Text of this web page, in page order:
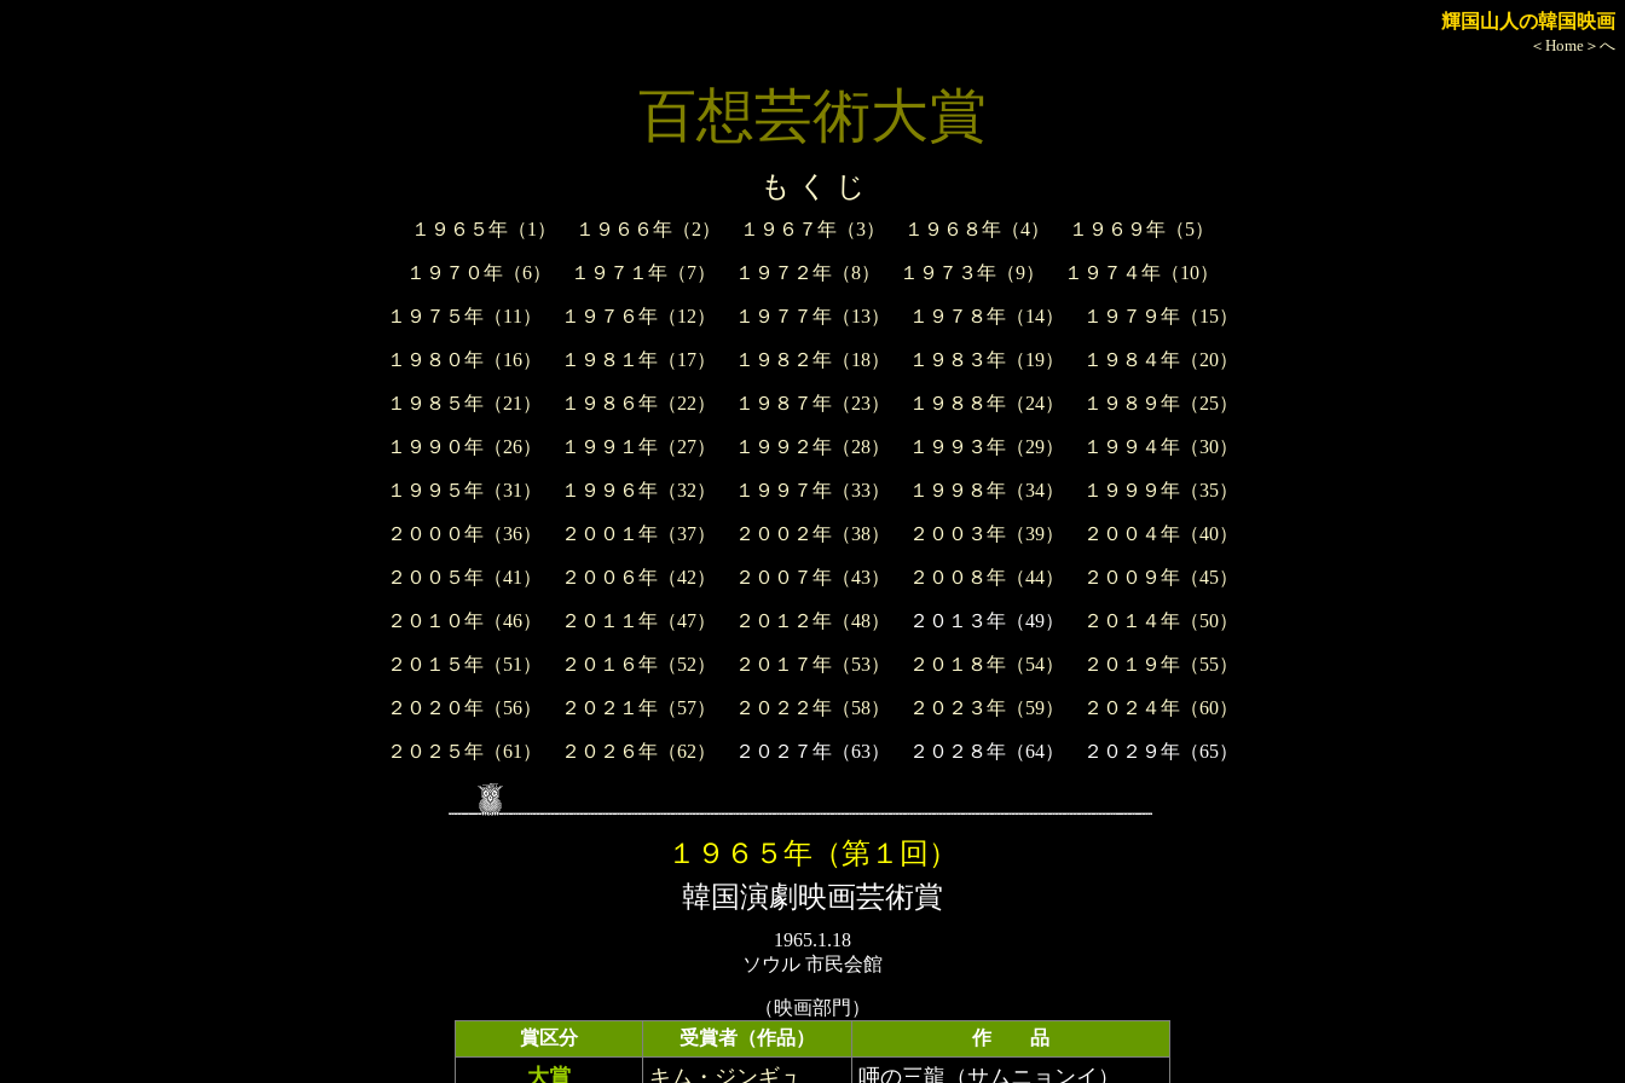
輝国山人の韓国映画
＜Home＞へ
百想芸術大賞
も く じ
１９６５年（1） １９６６年（2） １９６７年（3） １９６８年（4） １９６９年（5）
１９７０年（6） １９７１年（7） １９７２年（8） １９７３年（9） １９７４年（10）
１９７５年（11） １９７６年（12） １９７７年（13） １９７８年（14） １９７９年（15）
１９８０年（16） １９８１年（17） １９８２年（18） １９８３年（19） １９８４年（20）
１９８５年（21） １９８６年（22） １９８７年（23） １９８８年（24） １９８９年（25）
１９９０年（26） １９９１年（27） １９９２年（28） １９９３年（29） １９９４年（30）
１９９５年（31） １９９６年（32） １９９７年（33） １９９８年（34） １９９９年（35）
２０００年（36） ２００１年（37） ２００２年（38） ２００３年（39） ２００４年（40）
２００５年（41） ２００６年（42） ２００７年（43） ２００８年（44） ２００９年（45）
２０１０年（46） ２０１１年（47） ２０１２年（48） ２０１３年（49） ２０１４年（50）
２０１５年（51） ２０１６年（52） ２０１７年（53） ２０１８年（54） ２０１９年（55）
２０２０年（56） ２０２１年（57） ２０２２年（58） ２０２３年（59） ２０２４年（60）
２０２５年（61） ２０２６年（62） ２０２７年（63） ２０２８年（64） ２０２９年（65）
１９６５年（第１回）
韓国演劇映画芸術賞
1965.1.18
ソウル 市民会館
（映画部門）
賞区分
受賞者（作品） 作 品
大賞 キム・ジンギュ 唖の三龍（サムニョンイ）